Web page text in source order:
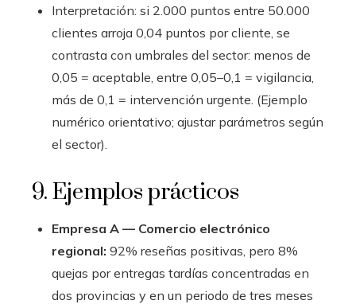
Interpretación: si 2.000 puntos entre 50.000
clientes arroja 0,04 puntos por cliente, se
contrasta con umbrales del sector: menos de
0,05 = aceptable, entre 0,05–0,1 = vigilancia,
más de 0,1 = intervención urgente. (Ejemplo
numérico orientativo; ajustar parámetros según
el sector).
9. Ejemplos prácticos
Empresa A — Comercio electrónico
regional: 92% reseñas positivas, pero 8%
quejas por entregas tardías concentradas en
dos provincias y en un periodo de tres meses